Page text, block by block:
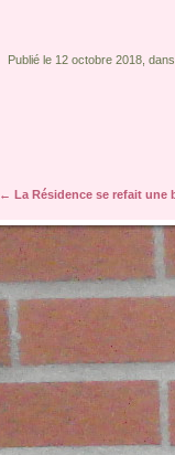
Publié le 12 octobre 2018, dans
Navigation des articles
← La Résidence se refait une